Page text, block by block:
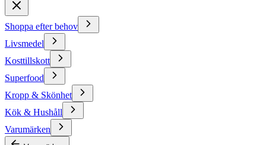
Shoppa efter behov
Livsmedel
Kosttillskott
Superfood
Kropp & Skönhet
Kök & Hushåll
Varumärken